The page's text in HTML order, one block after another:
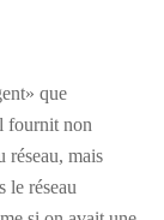
que
fournit non
réseau, mais
le réseau